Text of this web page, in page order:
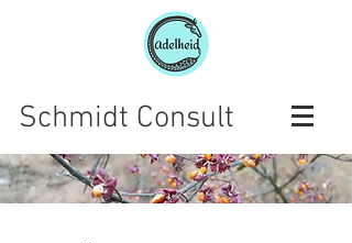
Schmidt Consult